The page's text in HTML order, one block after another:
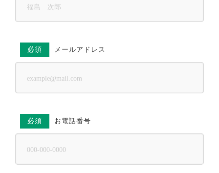
必須 メールアドレス
必須 お電話番号